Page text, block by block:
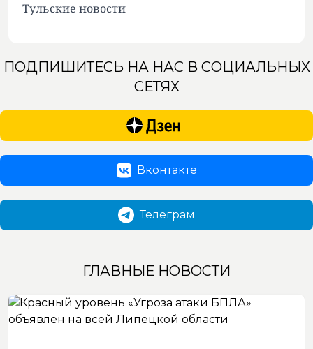
Тульские новости
ПОДПИШИТЕСЬ НА НАС В СОЦИАЛЬНЫХ
СЕТЯХ
Вконтакте
Телеграм
ГЛАВНЫЕ НОВОСТИ